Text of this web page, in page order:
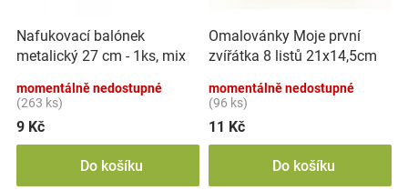
Hračkářství
ůo
d
u
k
ů
Nafukovací balónek
metalický 27 cm - 1ks, mix
momentálně nedostupné
(263 ks)
9 Kč
Do košíku
Omalovánky Moje první
zvířátka 8 listů 21x14,5cm
momentálně nedostupné
(96 ks)
11 Kč
Do košíku